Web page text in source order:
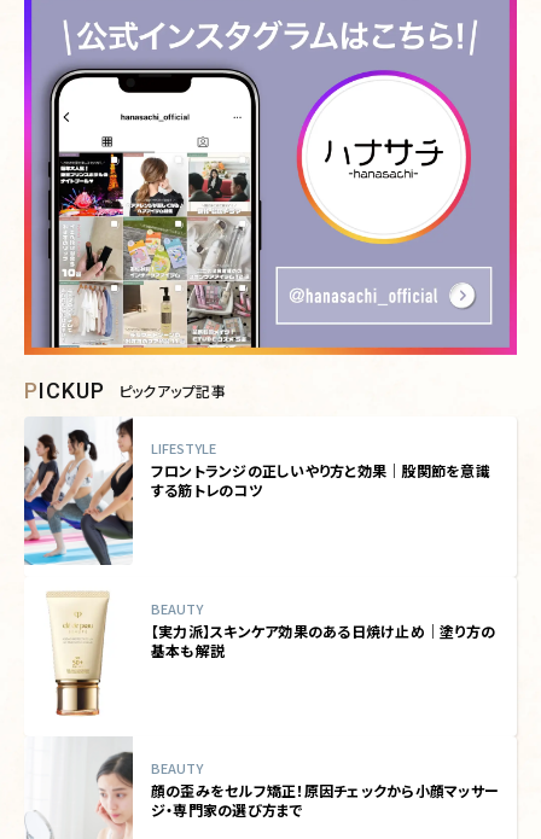
PICKUP ピックアップ記事
LIFESTYLE
フロントランジの正しいやり方と効果｜股関節を意識
する筋トレのコツ
BEAUTY
【実力派】スキンケア効果のある日焼け止め｜塗り方の
基本も解説
BEAUTY
顔の歪みをセルフ矯正！原因チェックから小顔マッサー
ジ・専門家の選び方まで